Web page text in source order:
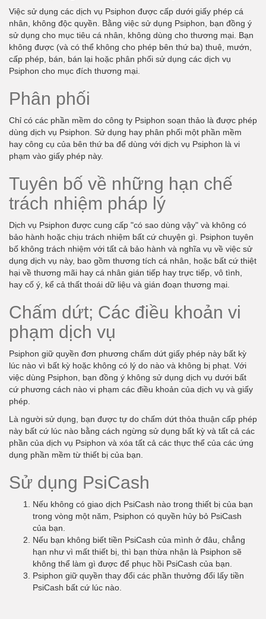
Việc sử dụng các dịch vụ Psiphon được cấp dưới giấy phép cá
nhân, không độc quyền. Bằng việc sử dụng Psiphon, bạn đồng ý
sử dụng cho mục tiêu cá nhân, không dùng cho thương mại. Bạn
không được (và có thể không cho phép bên thứ ba) thuê, mướn,
cấp phép, bán, bán lại hoặc phân phối sử dụng các dịch vụ
Psiphon cho mục đích thương mại.
Phân phối
Chỉ có các phần mềm do công ty Psiphon soạn thảo là được phép
dùng dịch vụ Psiphon. Sử dụng hay phân phối một phần mềm
hay công cụ của bên thứ ba để dùng với dịch vụ Psiphon là vi
phạm vào giấy phép này.
Tuyên bố về những hạn chế
trách nhiệm pháp lý
Dịch vụ Psiphon được cung cấp "có sao dùng vậy" và không có
bảo hành hoặc chịu trách nhiệm bất cứ chuyện gì. Psiphon tuyên
bố không trách nhiệm với tất cả bảo hành và nghĩa vụ về việc sử
dụng dịch vụ này, bao gồm thương tích cá nhân, hoặc bất cứ thiệt
hại về thương mãi hay cá nhân gián tiếp hay trực tiếp, vô tình,
hay cố ý, kể cả thất thoái dữ liệu và gián đoạn thương mại.
Chấm dứt; Các điều khoản vi
phạm dịch vụ
Psiphon giữ quyền đơn phương chấm dứt giấy phép này bất kỳ
lúc nào vì bất kỳ hoặc không có lý do nào và không bị phạt. Với
việc dùng Psiphon, bạn đồng ý không sử dụng dịch vụ dưới bất
cứ phương cách nào vi phạm các điều khoản của dịch vụ và giấy
phép.
Là người sử dụng, bạn được tự do chấm dứt thỏa thuận cấp phép
này bất cứ lúc nào bằng cách ngừng sử dụng bất kỳ và tất cả các
phần của dịch vụ Psiphon và xóa tất cả các thực thể của các ứng
dụng phần mềm từ thiết bị của bạn.
Sử dụng PsiCash
Nếu không có giao dịch PsiCash nào trong thiết bị của bạn
trong vòng một năm, Psiphon có quyền hủy bỏ PsiCash
của bạn.
Nếu bạn không biết tiền PsiCash của mình ở đâu, chẳng
hạn như vì mất thiết bị, thì bạn thừa nhận là Psiphon sẽ
không thể làm gì được để phục hồi PsiCash của bạn.
Psiphon giữ quyền thay đổi các phần thưởng đổi lấy tiền
PsiCash bất cứ lúc nào.